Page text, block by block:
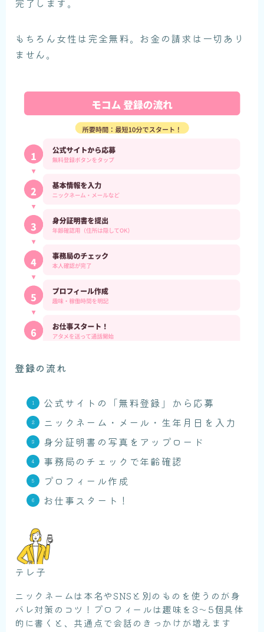
完了します。
もちろん女性は完全無料。お金の請求は一切あり
ません。
登録の流れ
公式サイトの「無料登録」から応募
ニックネーム・メール・生年月日を入力
身分証明書の写真をアップロード
事務局のチェックで年齢確認
プロフィール作成
お仕事スタート！
テレ子
ニックネームは本名やSNSと別のものを使うのが身
バレ対策のコツ！プロフィールは趣味を3〜5個具体
的に書くと、共通点で会話のきっかけが増えます